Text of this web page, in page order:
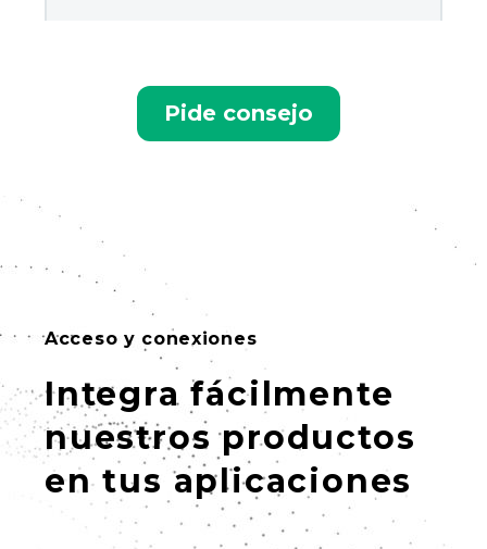
Pide consejo
Acceso y conexiones
Integra fácilmente
nuestros productos
en tus aplicaciones